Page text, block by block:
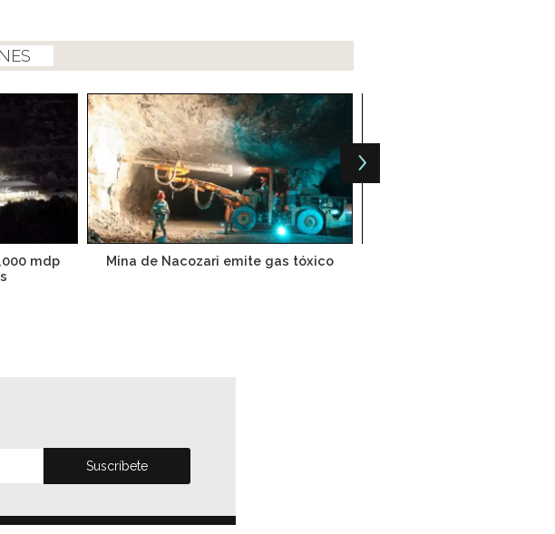
mdp
Mina de Nacozari emite gas tóxico